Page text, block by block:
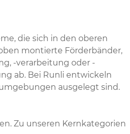
die sich in den oberen
montierte Förderbänder,
-verarbeitung oder -
ab. Bei Runli entwickeln
ausgelegt sind.
Zu unseren Kernkategorien